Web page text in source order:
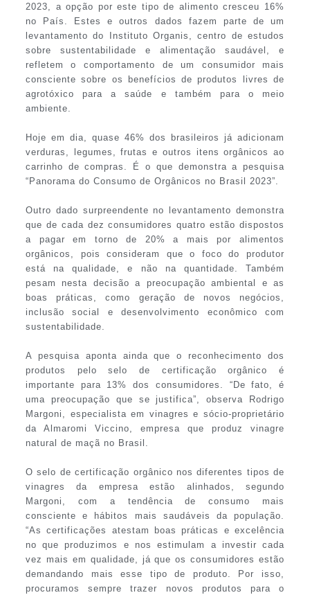
2023, a opção por este tipo de alimento cresceu 16%
no País. Estes e outros dados fazem parte de um
levantamento do Instituto Organis, centro de estudos
sobre sustentabilidade e alimentação saudável, e
refletem o comportamento de um consumidor mais
consciente sobre os benefícios de produtos livres de
agrotóxico para a saúde e também para o meio
ambiente.
Hoje em dia, quase 46% dos brasileiros já adicionam
verduras, legumes, frutas e outros itens orgânicos ao
carrinho de compras. É o que demonstra a pesquisa
“Panorama do Consumo de Orgânicos no Brasil 2023”.
Outro dado surpreendente no levantamento demonstra
que de cada dez consumidores quatro estão dispostos
a pagar em torno de 20% a mais por alimentos
orgânicos, pois consideram que o foco do produtor
está na qualidade, e não na quantidade. Também
pesam nesta decisão a preocupação ambiental e as
boas práticas, como geração de novos negócios,
inclusão social e desenvolvimento econômico com
sustentabilidade.
A pesquisa aponta ainda que o reconhecimento dos
produtos pelo selo de certificação orgânico é
importante para 13% dos consumidores. “De fato, é
uma preocupação que se justifica”, observa Rodrigo
Margoni, especialista em vinagres e sócio-proprietário
da Almaromi Viccino, empresa que produz vinagre
natural de maçã no Brasil.
O selo de certificação orgânico nos diferentes tipos de
vinagres da empresa estão alinhados, segundo
Margoni, com a tendência de consumo mais
consciente e hábitos mais saudáveis da população.
“As certificações atestam boas práticas e excelência
no que produzimos e nos estimulam a investir cada
vez mais em qualidade, já que os consumidores estão
demandando mais esse tipo de produto. Por isso,
procuramos sempre trazer novos produtos para o